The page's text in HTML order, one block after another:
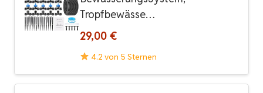
Tropfbewässe…
29,00 €
4.2 von 5 Sternen